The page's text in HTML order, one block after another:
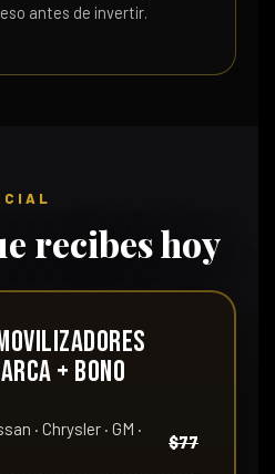
antes de invertir.
recibes hoy
+ Bono
· Chrysler · GM ·
$77